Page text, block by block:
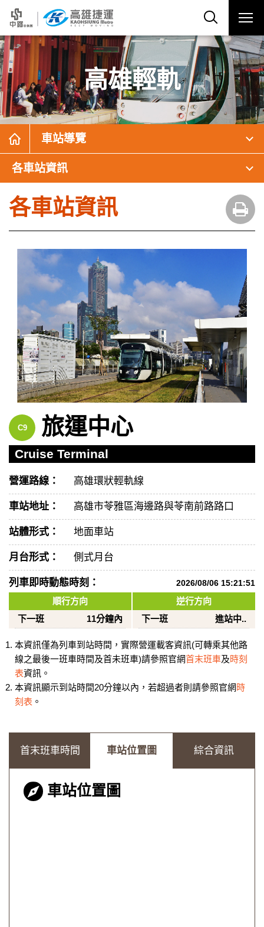
高雄輕軌
車站導覽
各車站資訊
各車站資訊
C9 旅運中心
Cruise Terminal
營運路線： 高雄環狀輕軌線
車站地址： 高雄市苓雅區海邊路與苓南前路路口
站體形式： 地面車站
月台形式： 側式月台
列車即時動態時刻： 2026/08/06 15:21:51
順行方向
下一班
11分鐘內
逆行方向
下一班
進站中..
本資訊僅為列車到站時間，實際營運載客資訊(可轉乘其他路
線之最後一班車時間及首未班車)請參照官網首末班車及時刻
表資訊。
本資訊顯示到站時間20分鐘以內，若超過者則請參照官網 時
刻表 。
首末班車時間 車站位置圖 綜合資訊
車站位置圖